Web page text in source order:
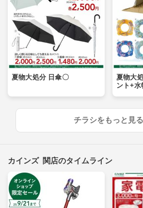
夏物大処分 日傘〇
夏物大
ント+水
チラシをもっと見る
カインズ 関店のタイムライン